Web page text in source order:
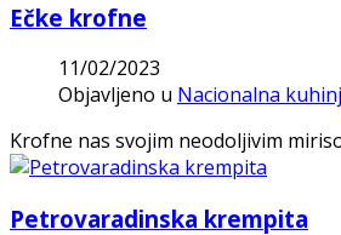
Ečke krofne
11/02/2023
Objavljeno u Nacionalna
Krofne nas svojim neodoljivim
Petrovaradinska krempita